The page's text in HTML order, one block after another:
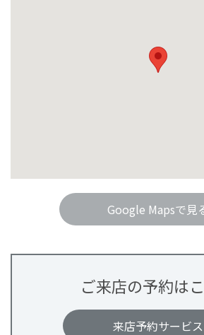
Google Mapsで見
ご来店の予約は
来店予約サービス